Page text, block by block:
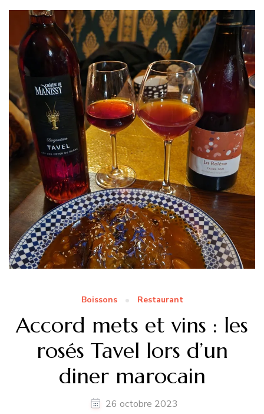
Boissons Restaurant
Accord mets et vins : les
rosés Tavel lors d’un
diner marocain
26 octobre 2023